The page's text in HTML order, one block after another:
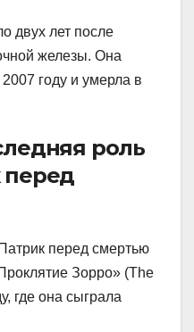
двух лет после
железы. Она
году и умерла в
роль
перед
перед смертью
Зорро» (The
где она сыграла